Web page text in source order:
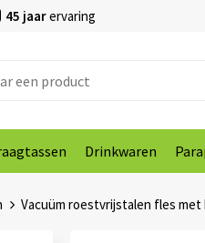
45 jaarervaring
Drinkwaren
Vacuüm roestvrijstalen fles met